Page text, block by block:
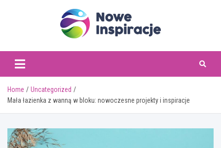
Home
Uncategorized
Mała łazienka z wanną w bloku: nowoczesne projekty i inspiracje